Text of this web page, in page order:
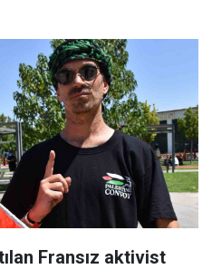
Fransız aktivist